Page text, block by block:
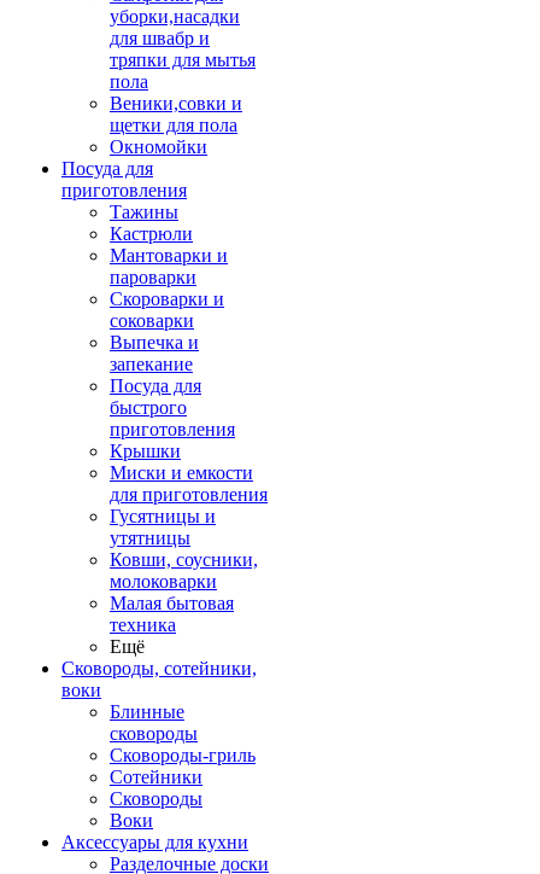
уборки,насадки
для швабр и
тряпки для мытья
пола
Веники,совки и
щетки для пола
Окномойки
Посуда для
приготовления
Тажины
Кастрюли
Мантоварки и
пароварки
Скороварки и
соковарки
Выпечка и
запекание
Посуда для
быстрого
приготовления
Крышки
Миски и емкости
для приготовления
Гусятницы и
утятницы
Ковши, соусники,
молоковарки
Малая бытовая
техника
Ещё
Сковороды, сотейники,
воки
Блинные
сковороды
Сковороды-гриль
Сотейники
Сковороды
Воки
Аксессуары для кухни
Разделочные доски